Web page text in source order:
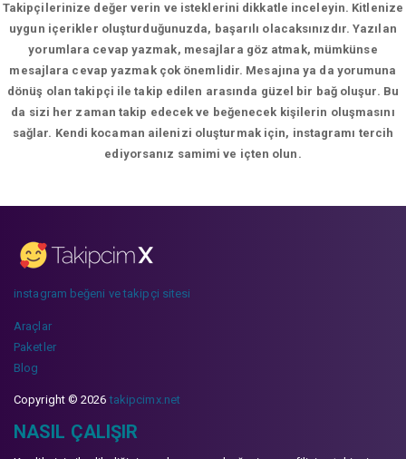
Takipçilerinize değer verin ve isteklerini dikkatle inceleyin. Kitlenize
uygun içerikler oluşturduğunuzda, başarılı olacaksınızdır. Yazılan
yorumlara cevap yazmak, mesajlara göz atmak, mümkünse
mesajlara cevap yazmak çok önemlidir. Mesajına ya da yorumuna
dönüş olan takipçi ile takip edilen arasında güzel bir bağ oluşur. Bu
da sizi her zaman takip edecek ve beğenecek kişilerin oluşmasını
sağlar. Kendi kocaman ailenizi oluşturmak için, instagramı tercih
ediyorsanız samimi ve içten olun.
instagram beğeni ve takipçi sitesi
Araçlar
Paketler
Blog
Copyright © 2026takipcimx.net
NASIL ÇALIŞIR